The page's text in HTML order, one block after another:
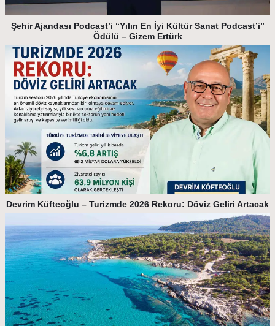
Şehir Ajandası Podcast’i “Yılın En İyi Kültür Sanat Podcast’i”
Ödülü – Gizem Ertürk
Devrim Küfteoğlu – Turizmde 2026 Rekoru: Döviz Geliri Artacak